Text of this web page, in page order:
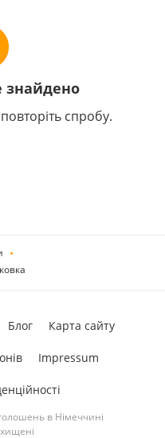
знайдено
спробу.
в Німеччині
Блог Карта сайту
Impressum